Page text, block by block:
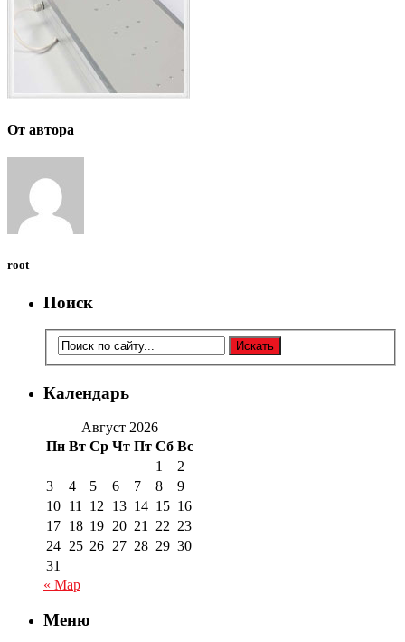
От автора
root
Поиск
Календарь
Август 2026
Пн Вт Ср Чт Пт Сб Вс
1
2
3
4 5 6 7 8
9
10 11 12 13 14 15 16
17 18 19 20 21 22 23
24 25 26 27 28 29 30
31
« Мар
Меню